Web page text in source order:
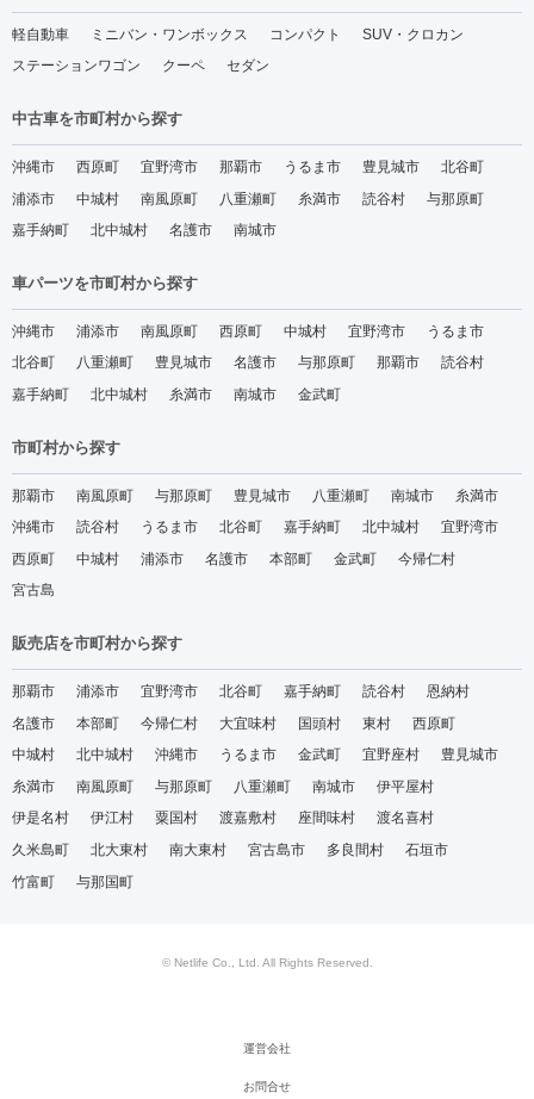
軽自動車 ミニバン・ワンボックス コンパクト
SUV・クロカン
ステーションワゴン
クーペ セダン
中古車を市町村から探す
沖縄市 西原町 宜野湾市 那覇市 うるま市 豊見城市
北谷町
浦添市
中城村 南風原町 八重瀬町 糸満市 読谷村
与那原町
嘉手納町
北中城村 名護市 南城市
車パーツを市町村から探す
沖縄市 浦添市 南風原町 西原町 中城村 宜野湾市
うるま市
北谷町
八重瀬町 豊見城市 名護市 与那原町 那覇市
読谷村
嘉手納町
北中城村 糸満市 南城市 金武町
市町村から探す
那覇市 南風原町 与那原町 豊見城市 八重瀬町 南城市
糸満市
沖縄市
読谷村 うるま市 北谷町 嘉手納町 北中城村
宜野湾市
西原町
中城村 浦添市 名護市 本部町 金武町
今帰仁村
宮古島
販売店を市町村から探す
那覇市 浦添市 宜野湾市 北谷町 嘉手納町 読谷村
恩納村
名護市
本部町 今帰仁村 大宜味村 国頭村 東村
西原町
中城村
北中城村 沖縄市 うるま市 金武町 宜野座村
豊見城市
糸満市
南風原町 与那原町 八重瀬町 南城市
伊平屋村
伊是名村
伊江村 粟国村 渡嘉敷村 座間味村
渡名喜村
久米島町
北大東村 南大東村 宮古島市 多良間村
石垣市
竹富町
与那国町
© Netlife Co., Ltd. All Rights Reserved.
運営会社
お問合せ